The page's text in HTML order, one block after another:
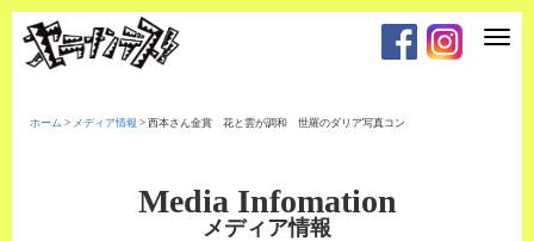
T
ホーム > メディア情報 > 西本さん金賞 花と雲が調和 世羅のダリア写真コン
Media Infomation
メディア情報